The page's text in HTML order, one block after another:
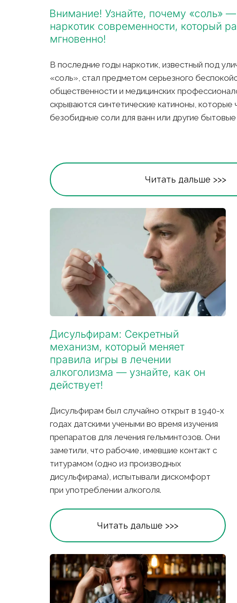
Внимание! Узнайте, почему «соль»
наркотик современности, который
мгновенно!
В последние годы наркотик, известный под
«соль», стал предметом серьезного
общественности и медицинских
скрываются синтетические катиноны, которые
безобидные соли для ванн или другие
Читать дальше >>>
Дисульфирам: Секретный
механизм, который меняет
правила игры в лечении
алкоголизма — узнайте, как он
действует!
Дисульфирам был случайно открыт в 1940-х
годах датскими учеными во время изучения
препаратов для лечения гельминтозов. Они
заметили, что рабочие, имевшие контакт с
титурамом (одно из производных
дисульфирама), испытывали дискомфорт
при употреблении алкоголя.
Читать дальше >>>